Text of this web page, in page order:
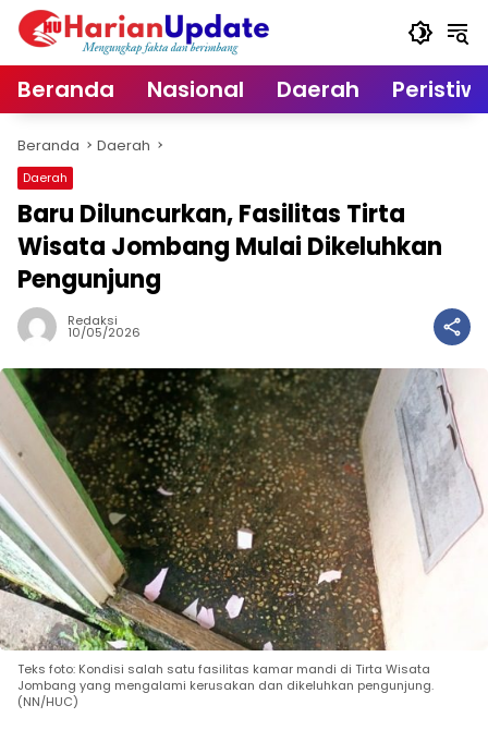
Langsung
Beranda Nasional Daerah
Beranda Daerah
Daerah
Baru Diluncurkan, Fasilitas Tirta
Wisata Jombang Mulai Dikeluhkan
Pengunjung
Redaksi
10/05/2026
Teks foto: Kondisi salah satu fasilitas kamar mandi di Tirta Wisata
Jombang yang mengalami kerusakan dan dikeluhkan pengunjung.
(NN/HUC)